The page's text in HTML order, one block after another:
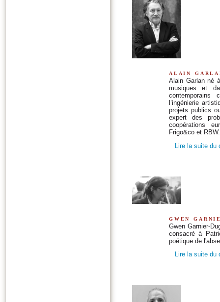
alain
Alain Garlan né
musiques et
contemporains
l’ingénierie
projets publics
expert des
coopérations
Frigo&co et RBW.
Lire la suite du
gwen
Gwen Garnier-
consacré à
poétique de
Lire la suite du